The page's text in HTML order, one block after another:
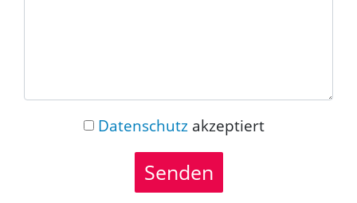
Datenschutzakzeptiert
Senden